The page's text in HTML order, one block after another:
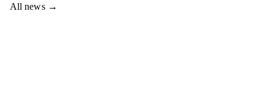
All news→